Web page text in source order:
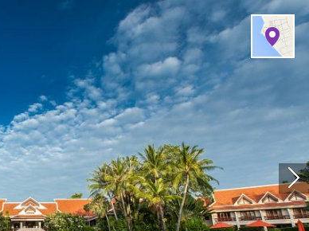
— круглосуточная консьерж-служба 24 часа в сутки 7 дней в неделю